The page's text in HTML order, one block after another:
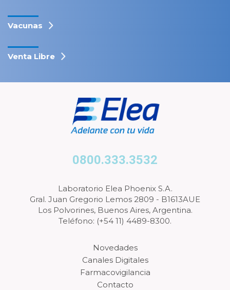
Vacunas
Venta Libre
0800.333.3532
Laboratorio Elea Phoenix S.A.
Gral. Juan Gregorio Lemos 2809 - B1613AUE
Los Polvorines, Buenos Aires, Argentina.
Teléfono: (+54 11) 4489-8300.
Novedades
Canales Digitales
Farmacovigilancia
Contacto